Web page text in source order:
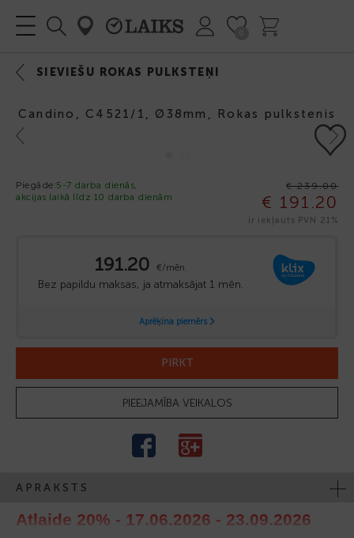
SIEVIEŠU ROKAS PULKSTEŅI
Candino, C4521/1, Ø38mm, Rokas pulkstenis
Previous Next
Piegāde:5-7 darba dienās,
akcijas laikā līdz 10 darba dienām
€ 239.00
€ 191.20
ir iekļauts PVN 21%
PIRKT
PIEEJAMĪBA VEIKALOS
APRAKSTS
Atlaide 20% - 17.06.2026 - 23.09.2026